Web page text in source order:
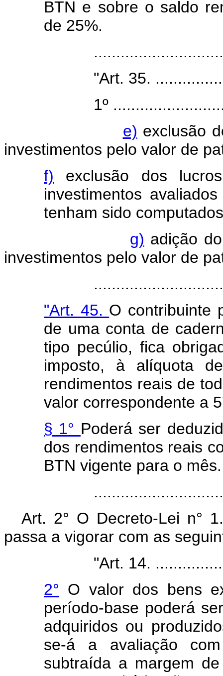
BTN e sobre o saldo
de 25%.
"Art. 35.
1º
e) exclusão
investimentos pelo valor de
f) exclusão dos
investimentos
tenham sido
g) adição
investimentos pelo valor de
"Art. 45. O contribuinte
de uma conta de
tipo pecúlio, fica
imposto, à alíquota
rendimentos reais de
valor correspondente a
§ 1° Poderá ser
dos rendimentos reais
BTN vigente para o mês.
Art. 2° O Decreto-Lei n°
passa a vigorar com as
"Art. 14.
2° O valor dos bens
período-base poderá
adquiridos ou
se-á a avaliação
subtraída a margem